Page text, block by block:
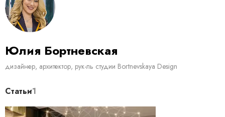
Юлия Бортневская
дизайнер, архитектор, рук-ль студии Bortnevskaya Design
Статьи1